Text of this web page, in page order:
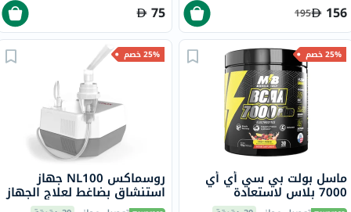
156
195
75
25% خصم
ماسل بولت بي سي أي أي
7000 بلاس لاستعادة
العضلات وزيادة القدرة على
25% خصم
روسماكس NL100 جهاز
استنشاق بضاغط لعلاج الجهاز
التنفسي